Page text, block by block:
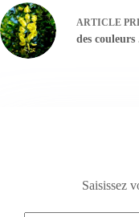
ARTICLE
des
Saisissez